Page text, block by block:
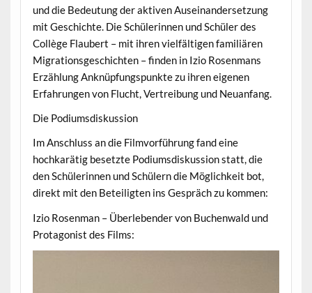
und die Bedeutung der aktiven Auseinandersetzung
mit Geschichte. Die Schülerinnen und Schüler des
Collège Flaubert – mit ihren vielfältigen familiären
Migrationsgeschichten – finden in Izio Rosenmans
Erzählung Anknüpfungspunkte zu ihren eigenen
Erfahrungen von Flucht, Vertreibung und Neuanfang.
Die Podiumsdiskussion
Im Anschluss an die Filmvorführung fand eine
hochkarätig besetzte Podiumsdiskussion statt, die
den Schülerinnen und Schülern die Möglichkeit bot,
direkt mit den Beteiligten ins Gespräch zu kommen:
Izio Rosenman – Überlebender von Buchenwald und
Protagonist des Films: